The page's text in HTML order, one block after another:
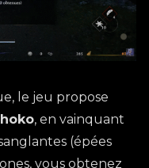
le jeu propose
, en vainquant
(épées
vous obtenez